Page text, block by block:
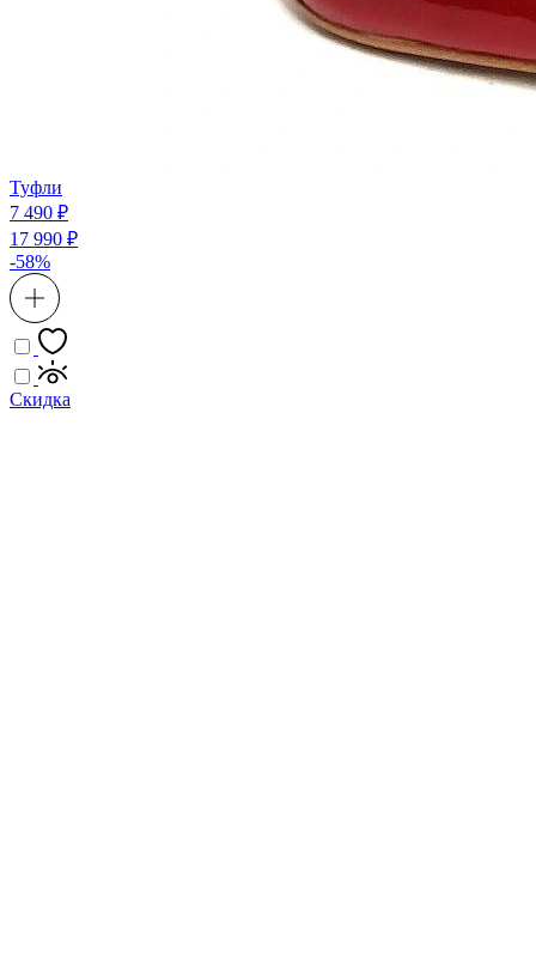
Туфли
7 490 ₽
17 990 ₽
-58%
Скидка